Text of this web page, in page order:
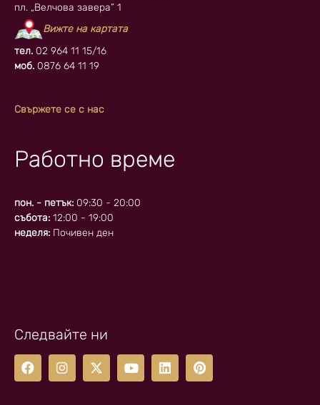
пл. „Велчова завера” 1
Вижте на картата
тел. 02 964 11 15/16
моб. 0876 64 11 19
Свържете се с нас
Работно време
пон. - петък: 09:30 - 20:00
събота: 12:00 - 19:00
неделя: Почивен ден
Следвайте ни